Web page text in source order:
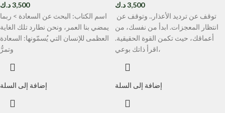
3,500د.ك
اسم الكتاب: البحث عن السعادة > ربما
يمضي بنا العمر، ونحن نطارد تلك الغاية
العظمى للإنسان التي يُسمّونها: السعادة
وتمرُّ
إضافة إلى السلة
3,500د.ك
انتظار المعجزات. ابدأ من نفسك، من
أعماقك، حيث تكمن القوة الحقيقية.
اقرأ ذاتك بوعي،
إضافة إلى السلة